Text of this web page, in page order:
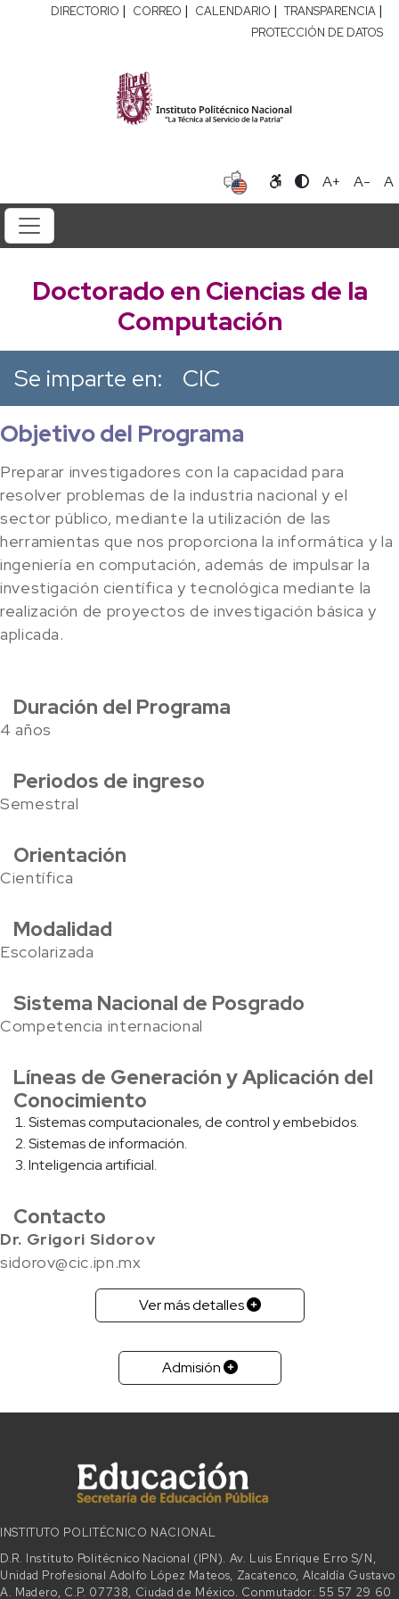
DIRECTORIO | CORREO | CALENDARIO | TRANSPARENCIA |
PROTECCIÓN DE DATOS
A+ A- A
Doctorado en Ciencias de la
Computación
Se imparte en:
CIC
Objetivo del Programa
Preparar investigadores con la capacidad para
resolver problemas de la industria nacional y el
sector público, mediante la utilización de las
herramientas que nos proporciona la informática y la
ingeniería en computación, además de impulsar la
investigación científica y tecnológica mediante la
realización de proyectos de investigación básica y
aplicada.
Duración del Programa
4 años
Periodos de ingreso
Semestral
Orientación
Científica
Modalidad
Escolarizada
Sistema Nacional de Posgrado
Competencia internacional
Líneas de Generación y Aplicación del
Conocimiento
Sistemas computacionales, de control y embebidos.
Sistemas de información.
Inteligencia artificial.
Contacto
Dr. Grigori Sidorov
sidorov@cic.ipn.mx
Ver más detalles
Admisión
INSTITUTO POLITÉCNICO NACIONAL
D.R. Instituto Politécnico Nacional (IPN). Av. Luis Enrique Erro S/N,
Unidad Profesional Adolfo López Mateos, Zacatenco, Alcaldía Gustavo
A. Madero, C.P. 07738, Ciudad de México. Conmutador: 55 57 29 60